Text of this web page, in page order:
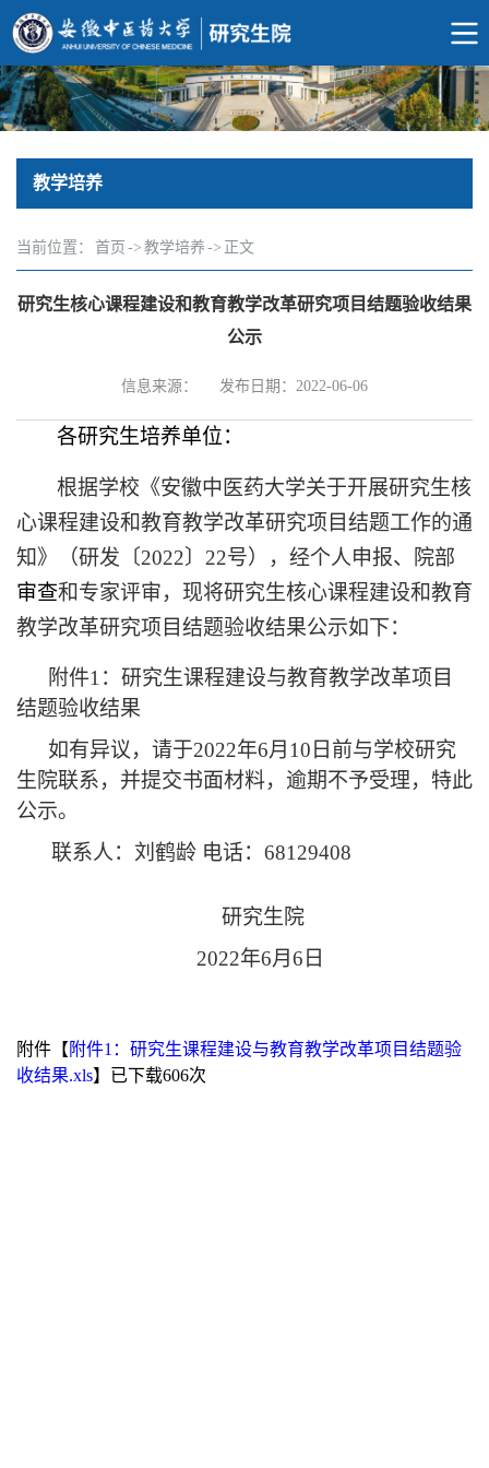
教学培养
当前位置： 首页 -> 教学培养 -> 正文
研究生核心课程建设和教育教学改革研究项目结题验收结果
公示
信息来源： 发布日期：2022-06-06
各研究生培养单位：
根据学校《安徽中医药大学关于开展研究生核
心课程建设和教育教学改革研究项目结题工作的通
知》（研发〔2022〕 22号），经个人申报、院部
审查和专家评审，现将研究生核心课程建设和教育
教学改革研究项目结题验收结果公示如下：
附件1：研究生课程建设与教育教学改革项目
结题验收结果
如有异议，请于2022年6月 10 日前与学校研究
生院联系，并提交书面材料，逾期不予受理，特此
公示。
联系人：刘鹤龄 电话： 68129408
研究生院
2022年6月 6 日
附件【 附件1：研究生课程建设与教育教学改革项目结题验
收结果.xls】已下载606次